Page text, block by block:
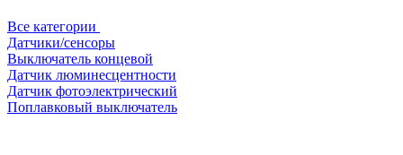
Все категории
Датчики/сенсоры
Выключатель концевой
Датчик люминесцентности
Датчик фотоэлектрический
Поплавковый выключатель